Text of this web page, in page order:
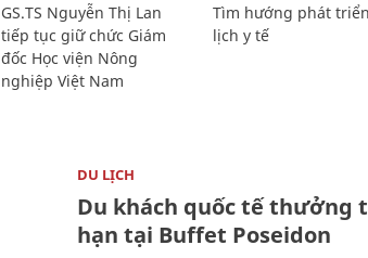
GS.TS Nguyễn Thị Lan
tiếp tục giữ chức Giám
đốc Học viện Nông
nghiệp Việt Nam
Tìm hướng phát
lịch y tế
DU LỊCH
Du khách quốc tế thưởng
hạn tại Buffet Poseidon